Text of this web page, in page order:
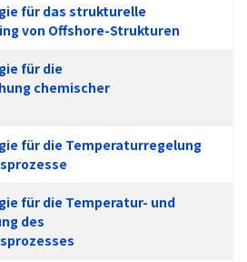
für das strukturelle
von Offshore-Strukturen
für die
chemischer
für die Temperaturregelung
für die Temperatur- und
des